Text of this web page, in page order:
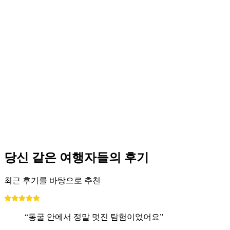
당신 같은 여행자들의 후기
최근 후기를 바탕으로 추천
“동굴 안에서 정말 멋진 탐험이었어요”